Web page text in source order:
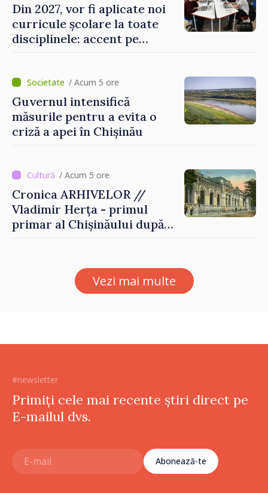
Din 2027, vor fi aplicate noi
curricule școlare la toate
disciplinele: accent pe
situații reale/ Acum 5 ore
Guvernul intensifică
măsurile pentru a evita o
criză a apei în Chișinău
/ Acum 5 ore
Cronica ARHIVELOR //
Vladimir Herța - primul
primar al Chișinăului după
Vezi mai multe
#newsletter
Primiți cele mai recente știri direct pe
E-mailul dvs.
Abonează-te